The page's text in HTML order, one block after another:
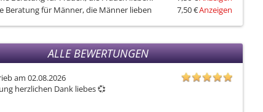
Beratung für Männer, die Männer lieben
7,50 €Anzeigen
ALLE BEWERTUNGEN
am 02.08.2026
herzlichen Dank liebes 💞